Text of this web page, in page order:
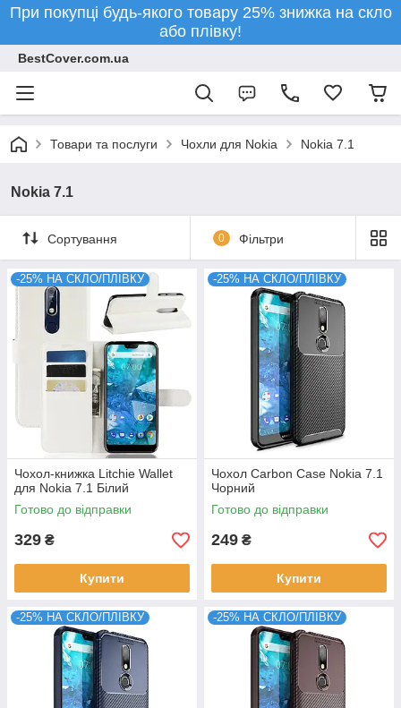
При покупці будь-якого товару 25% знижка на скло
або плівку!
BestCover.com.ua
Товари та послуги Чохли для Nokia Nokia 7.1
Nokia 7.1
Сортування 0 Фільтри
-25% НА СКЛО/ПЛІВКУ
Чохол-книжка Litchie Wallet
для Nokia 7.1 Білий
Готово до відправки
329 ₴
Купити
-25% НА СКЛО/ПЛІВКУ
Чохол Carbon Case Nokia 7.1
Чорний
Готово до відправки
249 ₴
Купити
-25% НА СКЛО/ПЛІВКУ -25% НА СКЛО/ПЛІВКУ